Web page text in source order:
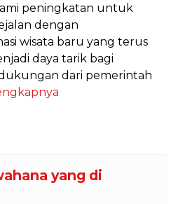
peningkatan untuk
dengan
wisata baru yang terus
daya tarik bagi
dari pemerintah
yang di